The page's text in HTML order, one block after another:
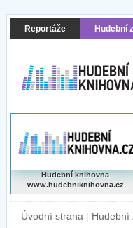
Reportáže Hudební
Hudební knihovna
www.hudebniknihovna.cz
Úvodní strana | Hudební